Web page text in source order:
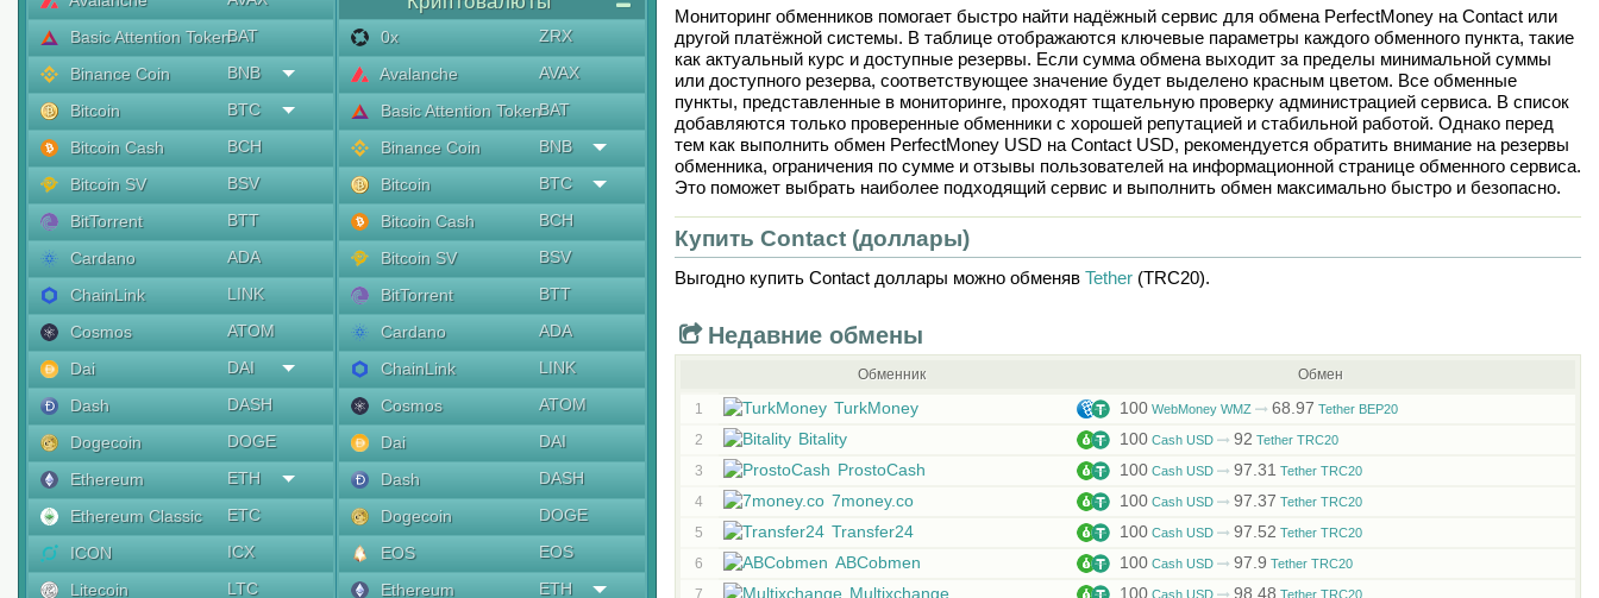
Basic Attention TokenBAT
Binance Coin
BNB
Bitcoin
BTC
Bitcoin Cash
BCH
Bitcoin SV
BSV
BitTorrent
BTT
Cardano
ADA
ChainLink
LINK
Cosmos
ATOM
Dai
DAI
Dash
DASH
Dogecoin
DOGE
Ethereum
ETH
Ethereum Classic
ETC
ICON
ICX
Litecoin
LTC
0x
ZRX
Avalanche
AVAX
Basic Attention TokenBAT
Binance Coin
BNB
Bitcoin
BTC
Bitcoin Cash
BCH
Bitcoin SV
BSV
BitTorrent
BTT
Cardano
ADA
ChainLink
LINK
Cosmos
ATOM
Dai
DAI
Dash
DASH
Dogecoin
DOGE
EOS
EOS
Ethereum
ETH
Мониторинг обменников помогает быстро найти надёжный сервис для обмена PerfectMoneyна Contaсtили
другой платёжной системы. В таблице отображаются ключевые параметры каждого обменного пункта, такие
как актуальный курс и доступные резервы. Если сумма обмена выходит за пределы минимальной суммы
или доступного резерва, соответствующее значение будет выделено красным цветом. Все обменные
пункты, представленные в мониторинге, проходят тщательную проверку администрацией сервиса. В список
добавляются только проверенные обменники с хорошей репутацией и стабильной работой. Однако перед
тем как выполнить обмен PerfectMoney USD на Contaсt USD, рекомендуется обратить внимание на резервы
обменника, ограничения по сумме и отзывы пользователей на информационной странице обменного сервиса.
Это поможет выбрать наиболее подходящий сервис и выполнить обмен максимально быстро и безопасно.
Купить Contaсt (доллары)
Выгодно купить Contaсt доллары можно обменяв Tether(TRC20).
Недавние обмены
Обменник Обмен
1 TurkMoney 100WebMoney WMZ 68.97 Tether BEP20
2 Bitality 100Cash USD 92 Tether TRC20
3 ProstoCash 100Cash USD 97.31 Tether TRC20
4 7money.co 100Cash USD 97.37 Tether TRC20
5 Transfer24 100Cash USD 97.52 Tether TRC20
6 ABCobmen 100Cash USD 97.9 Tether TRC20
7 Multixchange 100Cash USD 98.48 Tether TRC20